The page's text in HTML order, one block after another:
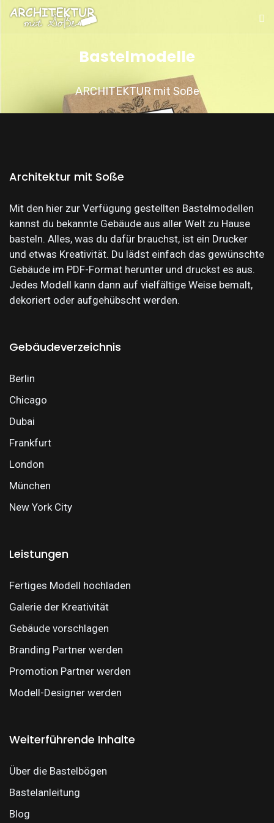
Bastelmodelle
ARCHITEKTUR mit Soße
Architektur mit Soße
Mit den hier zur Verfügung gestellten Bastelmodellen
kannst du bekannte Gebäude aus aller Welt zu Hause
basteln. Alles, was du dafür brauchst, ist ein Drucker
und etwas Kreativität. Du lädst einfach das gewünschte
Gebäude im PDF-Format herunter und druckst es aus.
Jedes Modell kann dann auf vielfältige Weise bemalt,
dekoriert oder aufgehübscht werden.
Gebäudeverzeichnis
Berlin
Chicago
Dubai
Frankfurt
London
München
New York City
Leistungen
Fertiges Modell hochladen
Galerie der Kreativität
Gebäude vorschlagen
Branding Partner werden
Promotion Partner werden
Modell-Designer werden
Weiterführende Inhalte
Über die Bastelbögen
Bastelanleitung
Blog